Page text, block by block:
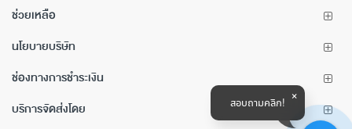
ช่วยเหลือ
นโยบายบริษัท
ช่องทางการชำระเงิน
บริการจัดส่งโดย
สอบถามคลิก!